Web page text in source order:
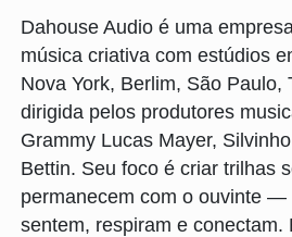
Dahouse Audio é uma
música criativa com estúdios
Nova York, Berlim, São Paulo,
dirigida pelos produtores
Grammy Lucas Mayer,
Bettin. Seu foco é criar trilhas
permanecem com o ouvinte —
sentem, respiram e conectam.